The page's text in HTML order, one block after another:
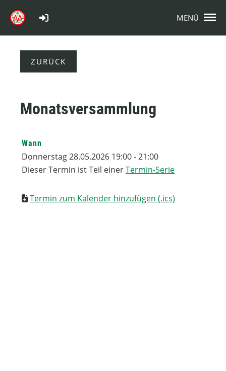
MENÜ
ZURÜCK
Monatsversammlung
Wann
Donnerstag 28.05.2026 19:00 - 21:00
Dieser Termin ist Teil einerTermin-Serie
Termin zum Kalender hinzufügen (.ics)